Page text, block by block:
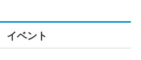
イベント